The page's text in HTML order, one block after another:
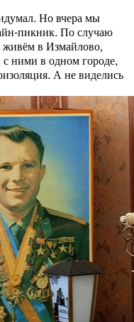
Но вчера мы
пикник. По случаю
в Измайлово,
ними в одном городе,
А не виделись